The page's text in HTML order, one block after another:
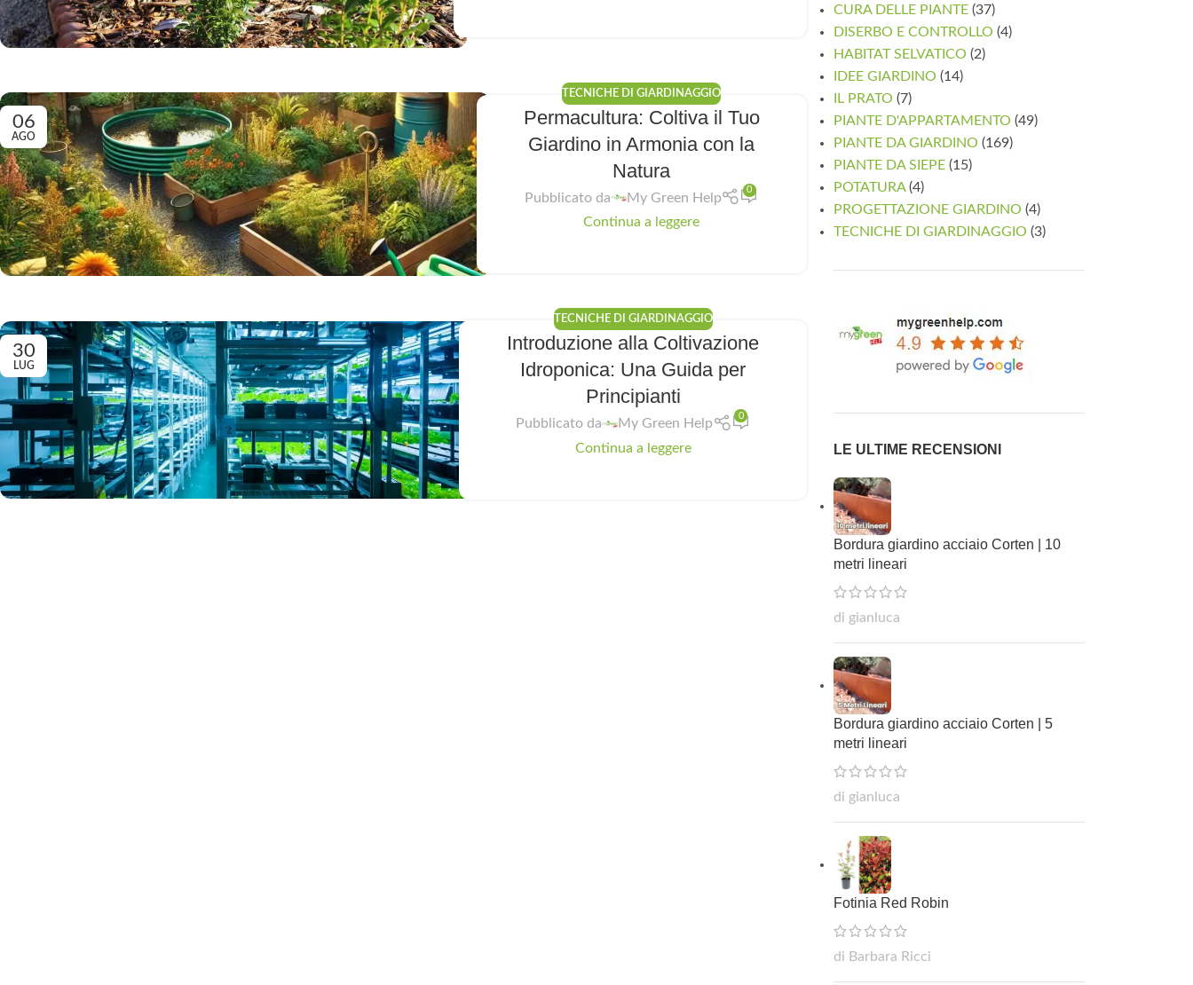
06
AGO
TECNICHE DI GIARDINAGGIO
Permacultura: Coltiva il Tuo
Giardino in Armonia con la
Natura
Pubblicato da My Green Help
0
Continua a leggere
30
LUG
TECNICHE DI GIARDINAGGIO
Introduzione alla Coltivazione
Idroponica: Una Guida per
Principianti
Pubblicato da My Green Help
0
Continua a leggere
CURA DELLE PIANTE(37)
DISERBO E CONTROLLO (4)
HABITAT SELVATICO (2)
IDEE GIARDINO (14)
IL PRATO (7)
PIANTE D'APPARTAMENTO (49)
PIANTE DA GIARDINO (169)
PIANTE DA SIEPE(15)
POTATURA(4)
PROGETTAZIONE GIARDINO (4)
TECNICHE DI GIARDINAGGIO (3)
LE ULTIME RECENSIONI
Bordura giardino acciaio Corten | 10
metri lineari
di gianluca
Bordura giardino acciaio Corten | 5
metri lineari
di gianluca
Fotinia Red Robin
di Barbara Ricci